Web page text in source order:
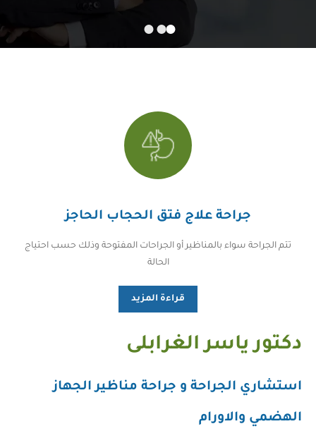
جراحة علاج فتق الحجاب الحاجز
تتم الجراحة سواء بالمناظير أو الجراحات المفتوحة وذلك حسب احتياج
الحالة
قراءة المزيد
دكتور ياسر الغرابلى
استشاري الجراحة و جراحة مناظير الجهاز
الهضمي والاورام